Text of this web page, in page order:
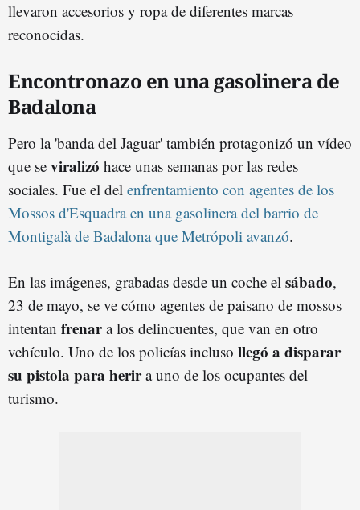
llevaron accesorios y ropa de diferentes marcas
reconocidas.
Encontronazo en una gasolinera de
Badalona
Pero la 'banda del Jaguar' también protagonizó un vídeo
que se viralizó hace unas semanas por las redes
sociales. Fue el del enfrentamiento con agentes de los
Mossos d'Esquadra en una gasolinera del barrio de
Montigalà de Badalona que Metrópoli avanzó.
En las imágenes, grabadas desde un coche el sábado,
23 de mayo, se ve cómo agentes de paisano de mossos
intentan frenara los delincuentes, que van en otro
vehículo. Uno de los policías incluso llegó a disparar
su pistola para herira uno de los ocupantes del
turismo.